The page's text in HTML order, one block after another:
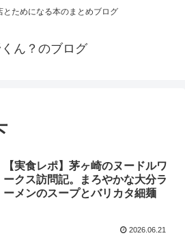
とためになる本のまとめブログ
ん？のブログ
【実食レポ】茅ヶ崎のヌードルワ
ークス訪問記。まろやかな大分ラ
ーメンのスープとバリカタ細麺
2026.06.21